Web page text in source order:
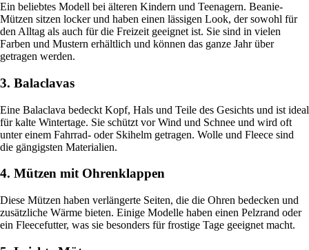
Ein beliebtes Modell bei älteren Kindern und Teenagern. Beanie-
Mützen sitzen locker und haben einen lässigen Look, der sowohl für
den Alltag als auch für die Freizeit geeignet ist. Sie sind in vielen
Farben und Mustern erhältlich und können das ganze Jahr über
getragen werden.
3. Balaclavas
Eine Balaclava bedeckt Kopf, Hals und Teile des Gesichts und ist ideal
für kalte Wintertage. Sie schützt vor Wind und Schnee und wird oft
unter einem Fahrrad- oder Skihelm getragen. Wolle und Fleece sind
die gängigsten Materialien.
4. Mützen mit Ohrenklappen
Diese Mützen haben verlängerte Seiten, die die Ohren bedecken und
zusätzliche Wärme bieten. Einige Modelle haben einen Pelzrand oder
ein Fleecefutter, was sie besonders für frostige Tage geeignet macht.